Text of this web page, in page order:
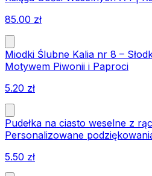
85.00 zł
Miodki Ślubne Kalia nr 8 –
Motywem Piwonii i Paproci
5.20 zł
Pudełka na ciasto weselne z
Personalizowane
5.50 zł